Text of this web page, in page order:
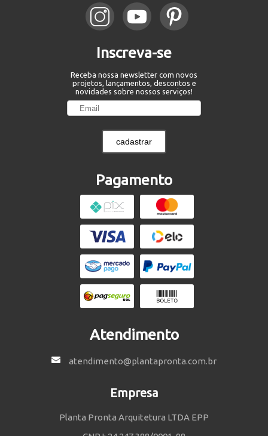
Inscreva-se
Receba nossa newsletter com novos
projetos, lançamentos, descontos e
novidades sobre nossos serviços!
cadastrar
Pagamento
Atendimento
atendimento@plantapronta.com.br
Empresa
Planta Pronta Arquitetura LTDA EPP